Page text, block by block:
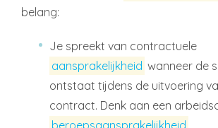
belang:
Je spreekt van contractuele
aansprakelijkheid wanneer de
ontstaat tijdens de uitvoering
contract. Denk aan een
beroepsaansprakelijkheid .